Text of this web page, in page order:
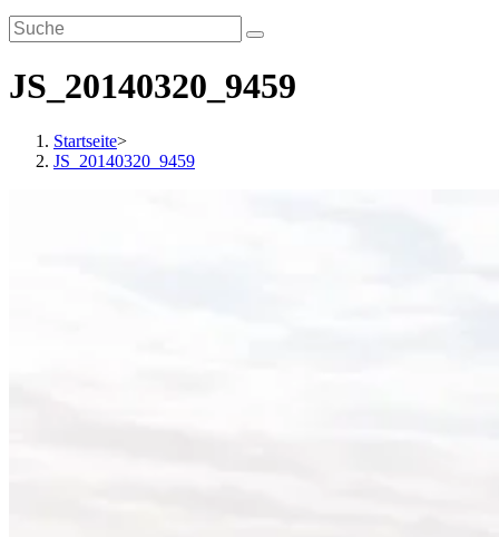
JS_20140320_9459
Startseite>
JS_20140320_9459